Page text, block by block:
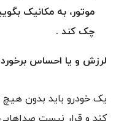
موتور، به مکانیک
چک کند .
لرزش و یا احساس
یک خودرو باید بدون